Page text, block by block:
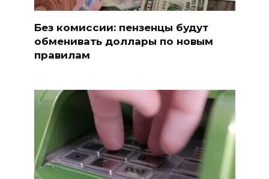
Без комиссии: пензенцы будут
обменивать доллары по новым
правилам